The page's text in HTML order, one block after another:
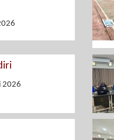
2026